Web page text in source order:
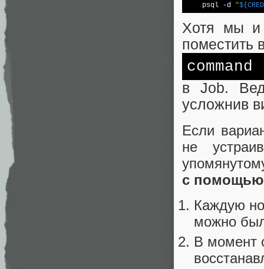
    psql
-d "
Хотя мы и
поместить
command
в Job.
усложнив
Если
не
с помощью
Каждую
можно
В момент